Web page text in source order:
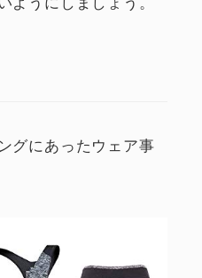
グにあったウェア事